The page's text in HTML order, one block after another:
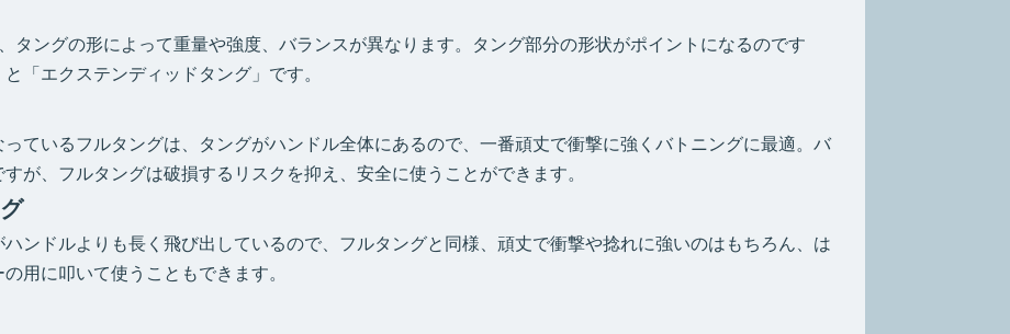
タングの形によって重量や強度、バランスが異なります。タング部分の形状がポイントになるのです
「エクステンディッドタング」です。
ているフルタングは、タングがハンドル全体にあるので、一番頑丈で衝撃に強くバトニングに最適。バ
が、フルタングは破損するリスクを抑え、安全に使うことができます。
ンドルよりも長く飛び出しているので、フルタングと同様、頑丈で衝撃や捻れに強いのはもちろん、は
用に叩いて使うこともできます。